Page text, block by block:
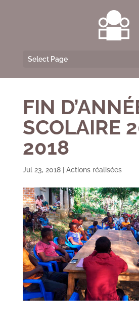
Select Page
FIN
SCOLAIRE
2018
Jul 23, 2018| Actions réalisées